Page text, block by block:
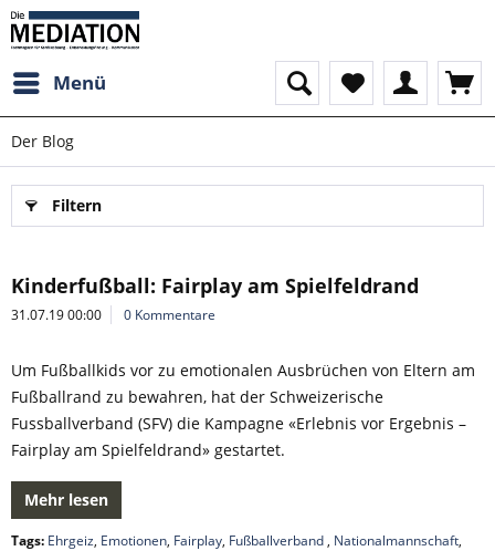
Menü
Der Blog
Filtern
Kinderfußball: Fairplay am Spielfeldrand
31.07.19 00:00 0 Kommentare
Um Fußballkids vor zu emotionalen Ausbrüchen von Eltern am
Fußballrand zu bewahren, hat der Schweizerische
Fussballverband (SFV) die Kampagne «Erlebnis vor Ergebnis –
Fairplay am Spielfeldrand» gestartet.
Mehr lesen
Tags: Ehrgeiz, Emotionen, Fairplay, Fußballverband, Nationalmannschaft,